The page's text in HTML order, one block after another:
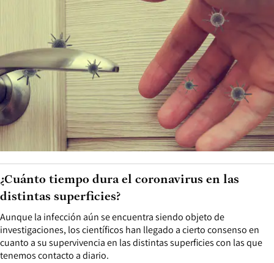
Aunque la infección aún se encuentra siendo objeto de
investigaciones, los científicos han llegado a cierto consenso en
cuanto a su supervivencia en las distintas superficies con las que
tenemos contacto a diario.
¿Cuánto tiempo dura el coronavirus en las
distintas superficies?